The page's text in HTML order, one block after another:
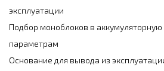
эксплуатации
Подбор моноблоков в
параметрам
Основание для вывода из